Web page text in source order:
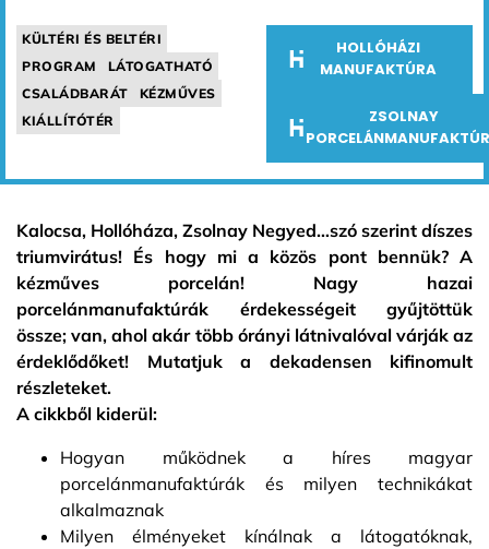
KÜLTÉRI ÉS BELTÉRI
PROGRAM
LÁTOGATHATÓ
CSALÁDBARÁT
KÉZMŰVES
KIÁLLÍTÓTÉR
HOLLÓHÁZI
MANUFAKTÚRA
ZSOLNAY
Kalocsa, Hollóháza, Zsolnay Negyed…szó szerint díszes
triumvirátus! És hogy mi a közös pont bennük? A
kézműves porcelán! Nagy hazai
porcelánmanufaktúrák érdekességeit gyűjtöttük
össze; van, ahol akár több órányi látnivalóval várják az
érdeklődőket! Mutatjuk a dekadensen kifinomult
részleteket.
A cikkből kiderül:
Hogyan működnek a híres magyar
porcelánmanufaktúrák és milyen technikákat
alkalmaznak
Milyen élményeket kínálnak a látogatóknak,